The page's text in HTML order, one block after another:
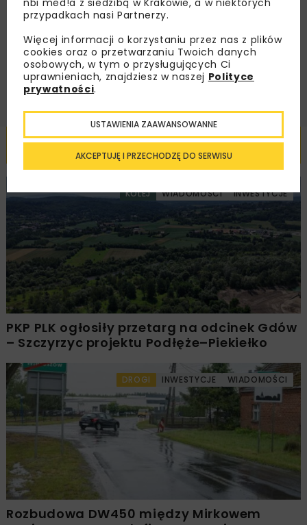
Regulaminem oraz wyrażam zgodę na otrzymywanie na
podany przeze mnie adres e-mail korespondencji
ZAPISZ MNIE
Powiązane artykuły
KOLEJ WIADOMOŚCI INWESTYCJE
PKP PLK ogłosiły przetarg na odcinek Gdów
– Szczyrzyc projektu Podłęże–Piekiełko
DROGI INWESTYCJE WIADOMOŚCI
Rozbudowa DW450 między Mirkowem
przypadkach nasi Partnerzy.
Więcej informacji o korzystaniu przez nas z plików
cookies oraz o przetwarzaniu Twoich danych
osobowych, w tym o przysługujących Ci
uprawnieniach, znajdziesz w naszej Polityce
prywatności.
AKCEPTUJĘ I PRZECHODZĘ DO SERWISU
USTAWIENIA ZAAWANSOWANNE